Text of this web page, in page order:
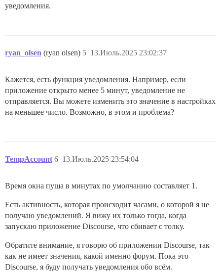
уведомления.
ryan_olsen (ryan olsen) 13.Июль.2025 23:02:37
5
Кажется, есть функция уведомления. Например, если
приложение открыто менее 5 минут, уведомление не
отправляется. Вы можете изменить это значение в настройках
на меньшее число. Возможно, в этом и проблема?
TempAccount 13.Июль.2025 23:54:04
6
Время окна пуша в минутах по умолчанию составляет 1.
Есть активность, которая происходит часами, о которой я не
получаю уведомлений. Я вижу их только тогда, когда
запускаю приложение Discourse, что сбивает с толку.
Обратите внимание, я говорю об приложении Discourse, так
как не имеет значения, какой именно форум. Пока это
Discourse, я буду получать уведомления обо всём.